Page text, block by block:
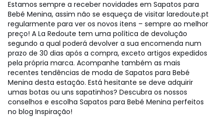
Estamos sempre a receber novidades em Sapatos para
Bebé Menina, assim não se esqueça de visitar laredoute.pt
regularmente para ver os novos itens – sempre ao melhor
preço! A La Redoute tem uma política de devolução
segundo a qual poderá devolver a sua encomenda num
prazo de 30 dias após a compra, exceto artigos expedidos
pela própria marca. Acompanhe também as mais
recentes tendências de moda de Sapatos para Bebé
Menina desta estação. Está hesitante se deve adquirir
umas botas ou uns sapatinhos? Descubra os nossos
conselhos e escolha Sapatos para Bebé Menina perfeitos
no blog Inspiração!